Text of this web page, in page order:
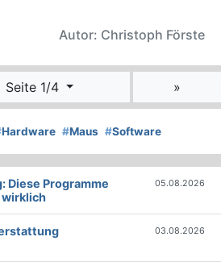
Autor: Christoph Förste
Seite 1/4 »
Hardware #Maus #Software
Diese Programme
wirklich
05.08.2026
03.08.2026